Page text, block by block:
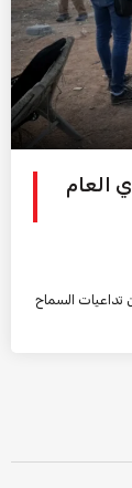
العام
السماح